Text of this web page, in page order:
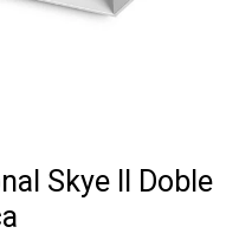
Skye II Doble